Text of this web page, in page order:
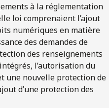
à la réglementation
loi comprenaient l’ajout
numériques en matière
des demandes de
des renseignements
l’autorisation du
une nouvelle protection de
d’une protection des